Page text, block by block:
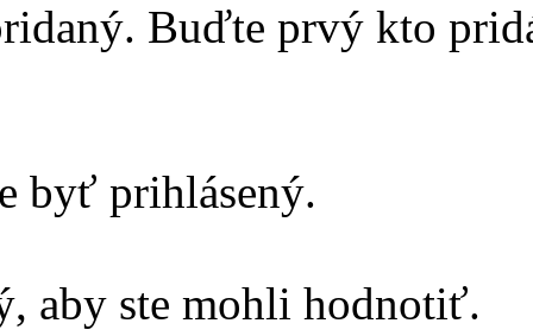
Buďte prvý kto
byť prihlásený.
aby ste mohli hodnotiť.